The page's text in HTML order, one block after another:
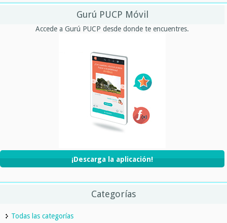
Gurú PUCP Móvil
Accede a Gurú PUCP desde donde te encuentres.
¡Descarga la aplicación!
Categorías
Todas las categorías